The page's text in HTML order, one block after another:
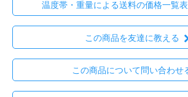
温度帯・重量による送料の価格一覧
この商品を友達に教える
この商品について問い合わせ